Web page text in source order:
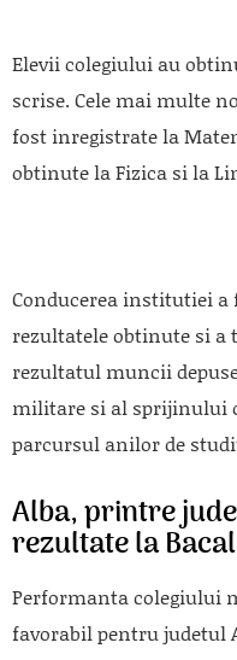
Elevii colegiului au
scrise. Cele mai multe
fost inregistrate la
obtinute la Fizica si la
Conducerea institutiei
rezultatele obtinute si
rezultatul muncii
militare si al sprijinului
parcursul anilor de
Alba, printre
rezultate la
Performanta colegiului
favorabil pentru judetul